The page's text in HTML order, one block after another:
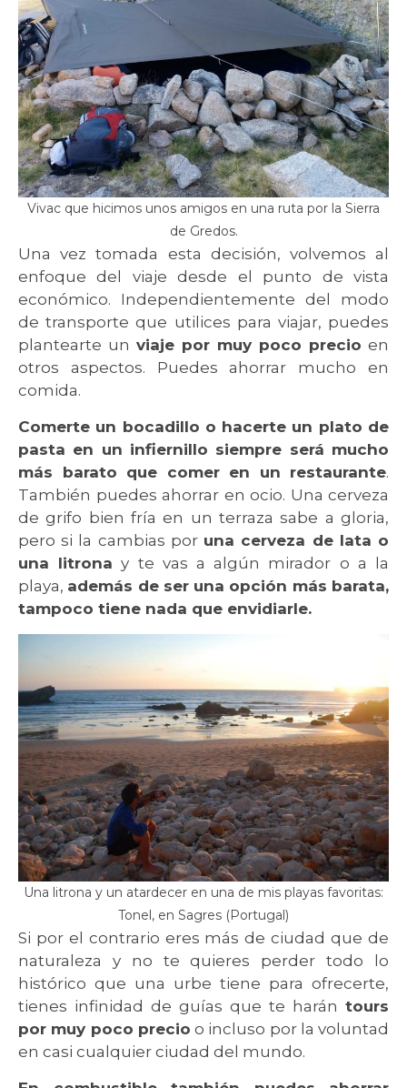
Vivac que hicimos unos amigos en una ruta por la Sierra
de Gredos.
Una vez tomada esta decisión, volvemos al
enfoque del viaje desde el punto de vista
económico. Independientemente del modo
de transporte que utilices para viajar, puedes
plantearte un viaje por muy poco precio en
otros aspectos. Puedes ahorrar mucho en
comida.
Comerte un bocadillo o hacerte un plato de
pasta en un infiernillo siempre será mucho
más barato que comer en un restaurante.
También puedes ahorrar en ocio. Una cerveza
de grifo bien fría en un terraza sabe a gloria,
pero si la cambias por una cerveza de lata o
una litrona y te vas a algún mirador o a la
playa, además de ser una opción más barata,
tampoco tiene nada que envidiarle.
Una litrona y un atardecer en una de mis playas favoritas:
Tonel, en Sagres (Portugal)
Si por el contrario eres más de ciudad que de
naturaleza y no te quieres perder todo lo
histórico que una urbe tiene para ofrecerte,
tienes infinidad de guías que te harán tours
por muy poco precio o incluso por la voluntad
en casi cualquier ciudad del mundo.